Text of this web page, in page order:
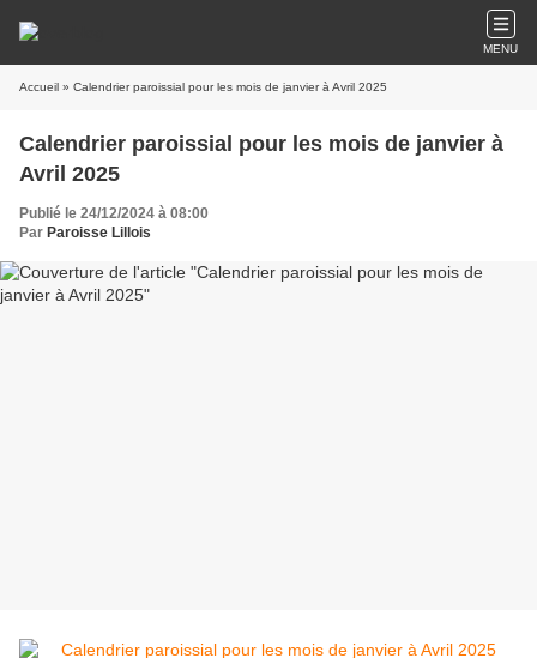
MENU
Accueil » Calendrier paroissial pour les mois de janvier à Avril 2025
Calendrier paroissial pour les mois de janvier à
Avril 2025
Publié le 24/12/2024 à 08:00
Par Paroisse Lillois